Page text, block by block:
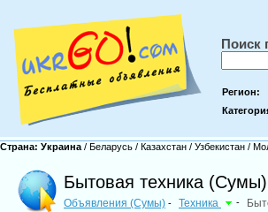
Поиск
Регион:
Страна: Украина / Беларусь / Казахстан / Узбекистан /
Бытовая техника (Сумы)
Объявления (Сумы) - Техника -